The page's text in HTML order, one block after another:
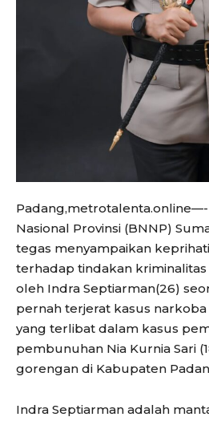
Nasional Provinsi (BNNP)
tegas menyampaikan
terhadap tindakan
oleh Indra Septiarman(26)
pernah terjerat kasus
yang terlibat dalam kasus
pembunuhan Nia Kurnia Sari
gorengan di Kabupaten
Indra Septiarman adalah